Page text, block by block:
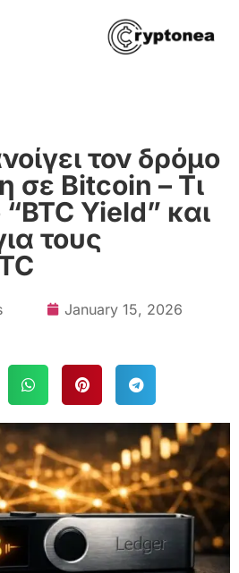
τον δρόμο
σε Bitcoin – Τι
“BTC Yield” και
τους
January 15, 2026